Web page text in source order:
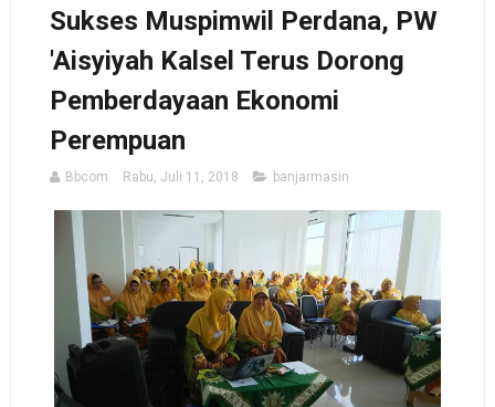
Sukses Muspimwil Perdana, PW
'Aisyiyah Kalsel Terus Dorong
Pemberdayaan Ekonomi
Perempuan
Bbcom Rabu, Juli 11, 2018 banjarmasin